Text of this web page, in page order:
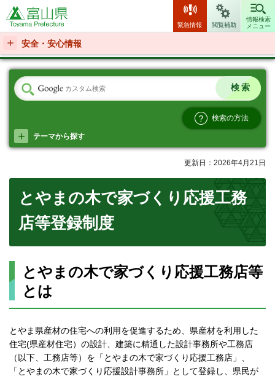
富山県
緊急情報 閲覧補助
情報検索
メニュー
安全・安心情報
検索の方法
テーマから探す
更新日：2026年4月21日
とやまの木で家づくり応援工務
店等登録制度
とやまの木で家づくり応援工務店等
とは
とやま県産材の住宅への利用を促進するため、県産材を利用した
住宅(県産材住宅）の設計、建築に精通した設計事務所や工務店
（以下、工務店等）を「とやまの木で家づくり応援工務店」、
「とやまの木で家づくり応援設計事務所」として登録し、県民が